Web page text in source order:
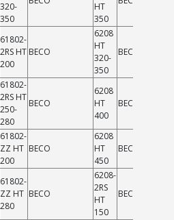
320-
350
HT
350
61802-
2RS HT
200
BECO
6208
HT
320-
350
BECO
61802-
2RS HT
250-
280
BECO
6208
HT
400
BECO
61802-
ZZ HT
200
BECO
6208
HT
450
BECO
61802-
ZZ HT
280
BECO
6208-
2RS
HT
150
BECO